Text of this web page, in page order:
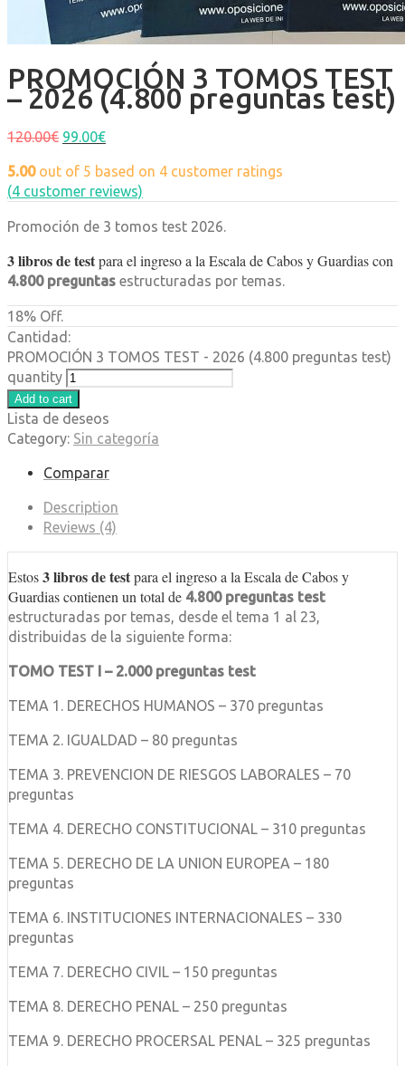
PROMOCIÓN 3 TOMOS TEST
– 2026 (4.800 preguntas test)
120.00€ 99.00€
5.00out of 5 based on 4 customer ratings
(4 customer reviews)
Promoción de 3 tomos test 2026.
3 libros de testpara el ingreso a la Escala de Cabos y Guardias con
4.800 preguntas estructuradas por temas.
18% Off.
Cantidad:
PROMOCIÓN 3 TOMOS TEST - 2026 (4.800 preguntas test)
quantity
Add to cart
Lista de deseos
Category: Sin categoría
Comparar
Description
Reviews (4)
Estos3 libros de testpara el ingreso a la Escala de Cabos y
Guardias contienen un total de 4.800 preguntas test
estructuradas por temas, desde el tema 1 al 23,
distribuidas de la siguiente forma:
TOMO TEST I – 2.000 preguntas test
TEMA 1. DERECHOS HUMANOS – 370 preguntas
TEMA 2. IGUALDAD – 80 preguntas
TEMA 3. PREVENCION DE RIESGOS LABORALES – 70
preguntas
TEMA 4. DERECHO CONSTITUCIONAL – 310 preguntas
TEMA 5. DERECHO DE LA UNION EUROPEA – 180
preguntas
TEMA 6. INSTITUCIONES INTERNACIONALES – 330
preguntas
TEMA 7. DERECHO CIVIL – 150 preguntas
TEMA 8. DERECHO PENAL – 250 preguntas
TEMA 9. DERECHO PROCERSAL PENAL – 325 preguntas